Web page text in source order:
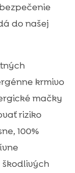
do našej
krmivo
mačky
riziko
100%